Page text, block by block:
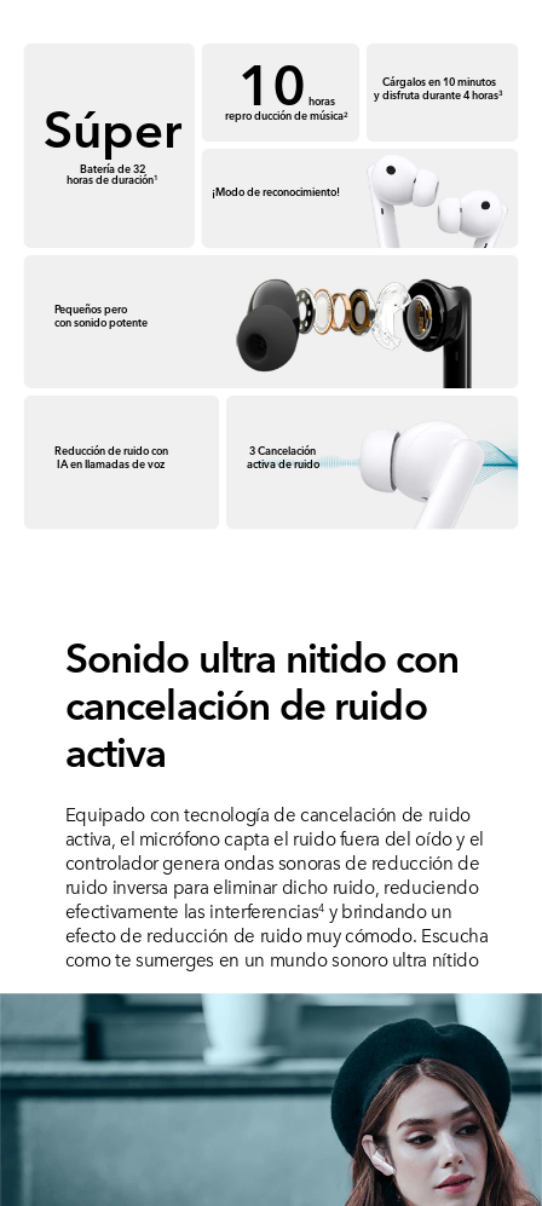
Súper
Batería de 32
horas de duración1
10 horas
repro ducción de música2
Cárgalos en 10 minutos
y disfruta durante 4 horas3
Reducción de ruido con
IA en llamadas de voz
¡Modo de reconocimiento!
Pequeños pero
con sonido potente
3 Cancelación
activa de ruido
Sonido ultra nitido con
cancelación de ruido
activa
Equipado con tecnología de cancelación de ruido
activa, el micrófono capta el ruido fuera del oído y el
controlador genera ondas sonoras de reducción de
ruido inversa para eliminar dicho ruido, reduciendo
efectivamente las interferencias4y brindando un
efecto de reducción de ruido muy cómodo. Escucha
como te sumerges en un mundo sonoro ultra nítido